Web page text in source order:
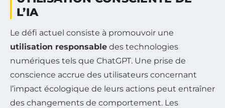
L’IA
Le défi actuel consiste à promouvoir une
utilisation responsable des technologies
numériques tels que ChatGPT. Une prise de
conscience accrue des utilisateurs concernant
l’impact écologique de leurs actions peut entraîner
des changements de comportement. Les